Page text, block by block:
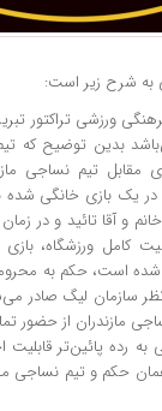
به شرح زیر است:
ورزشی تراکتور
بدین توضیح که
مقابل تیم نساجی
آقایان در یک
اعم از خانم و آقا
ورزشگاه، بازی
شده است، حکم به
سازمان لیگ صادر
مازندران از حضور
رده پائین‌تر قابلیت